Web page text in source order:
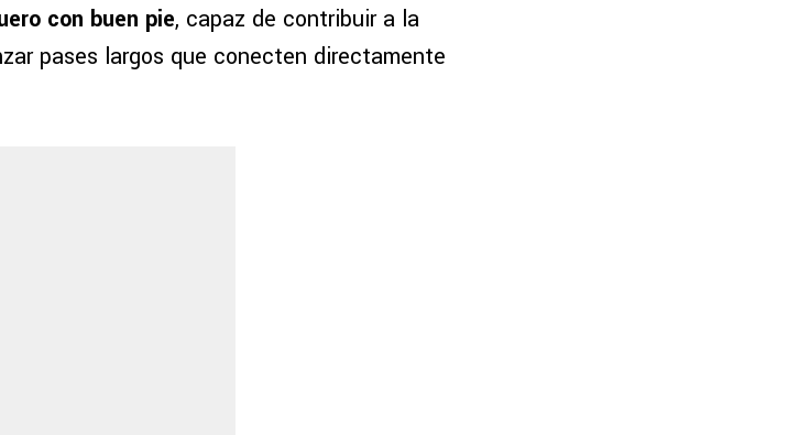
con buen pie, capaz de contribuir a la
pases largos que conecten directamente